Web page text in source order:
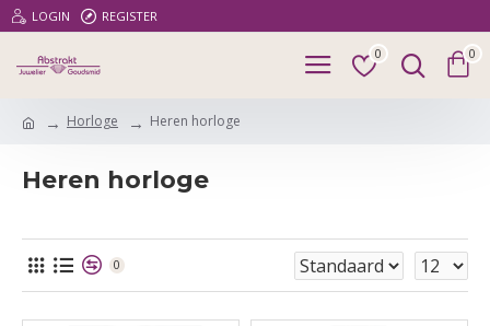
LOGIN REGISTER
0 0
Horloge Heren horloge
Heren horloge
0